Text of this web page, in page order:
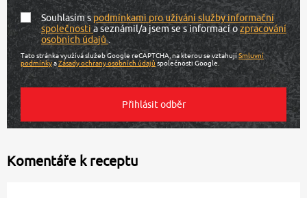
Souhlasím spodmínkami pro užívání služby informační
společnostia seznámil/a jsem se s informací ozpracování
osobních údajů.
Tato stránka využívá služeb Google reCAPTCHA, na kterou se vztahujíSmluvní
podmínkyaZásady ochrany osobních údajů společnosti Google.
Komentáře k receptu